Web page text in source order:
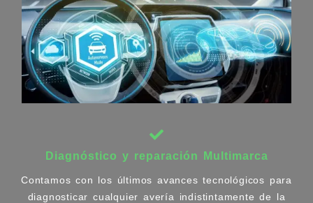
Diagnóstico y reparación Multimarca
Contamos con los últimos avances tecnológicos para
diagnosticar cualquier avería indistintamente de la